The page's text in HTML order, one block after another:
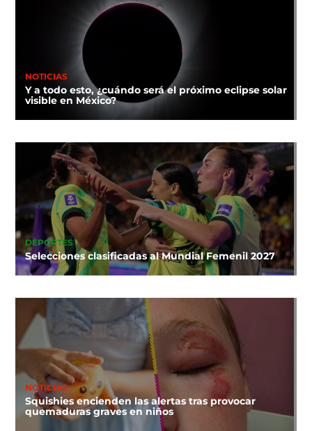
NOTICIAS
Y a todo esto, ¿cuándo será el próximo eclipse solar
visible en México?
DEPORTES
Selecciones clasificadas al Mundial Femenil 2027
NOTICIAS
Squishies encienden las alertas tras provocar
quemaduras graves en niños